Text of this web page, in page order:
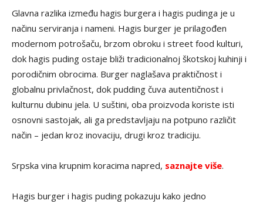
Glavna razlika između hagis burgera i hagis pudinga je u
načinu serviranja i nameni. Hagis burger je prilagođen
modernom potrošaču, brzom obroku i street food kulturi,
dok hagis puding ostaje bliži tradicionalnoj škotskoj kuhinji i
porodičnim obrocima. Burger naglašava praktičnost i
globalnu privlačnost, dok pudding čuva autentičnost i
kulturnu dubinu jela. U suštini, oba proizvoda koriste isti
osnovni sastojak, ali ga predstavljaju na potpuno različit
način – jedan kroz inovaciju, drugi kroz tradiciju.
Srpska vina krupnim koracima napred, saznajte više.
Hagis burger i hagis puding pokazuju kako jedno